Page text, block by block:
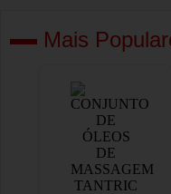
Mais